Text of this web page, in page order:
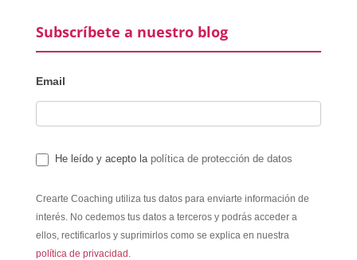
Subscríbete a nuestro blog
Email
He leído y acepto la política de protección de datos
Crearte Coaching utiliza tus datos para enviarte información de
interés. No cedemos tus datos a terceros y podrás acceder a
ellos, rectificarlos y suprimirlos como se explica en nuestra
política de privacidad.